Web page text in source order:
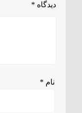
دیدگاه *
نام *